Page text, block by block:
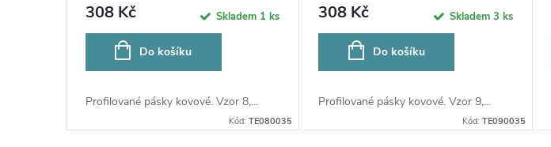
308 Kč Skladem 1 ks
Do košíku
Profilované pásky kovové. Vzor 8,...
Kód:TE080035
308 Kč Skladem 3 ks
Do košíku
Profilované pásky kovové. Vzor 9,...
Kód: TE090035